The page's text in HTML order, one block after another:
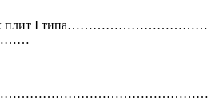
плит I типа…………………………….